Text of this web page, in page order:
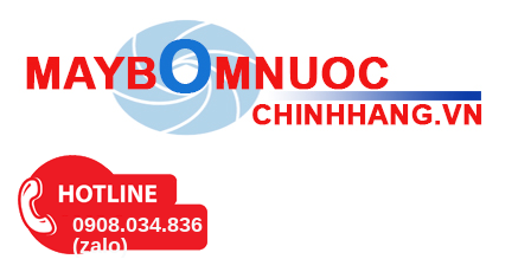
0908.034.836
(zalo)